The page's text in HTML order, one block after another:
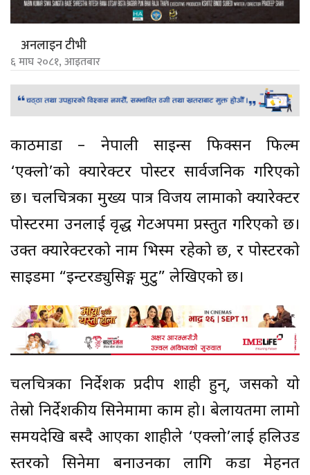
अनलाइन टीभी
६ माघ २०८१, आइतबार
काठमाडौँ – नेपाली साइन्स फिक्सन फिल्म
‘एक्लो’को क्यारेक्टर पोस्टर सार्वजनिक गरिएको
छ। चलचित्रका मुख्य पात्र विजय लामाको क्यारेक्टर
पोस्टरमा उनलाई वृद्ध गेटअपमा प्रस्तुत गरिएको छ।
उक्त क्यारेक्टरको नाम भिस्म रहेको छ, र पोस्टरको
साइडमा “इन्टरड्युसिङ्ग मुटु” लेखिएको छ।
चलचित्रका निर्देशक प्रदीप शाही हुन्, जसको यो
तेस्रो निर्देशकीय सिनेमामा काम हो। बेलायतमा लामो
समयदेखि बस्दै आएका शाहीले ‘एक्लो’लाई हलिउड
स्तरको सिनेमा बनाउनका लागि कडा मेहनत